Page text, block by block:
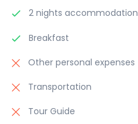
2 nights accommodation
Breakfast
Other personal expenses
Transportation
Tour Guide